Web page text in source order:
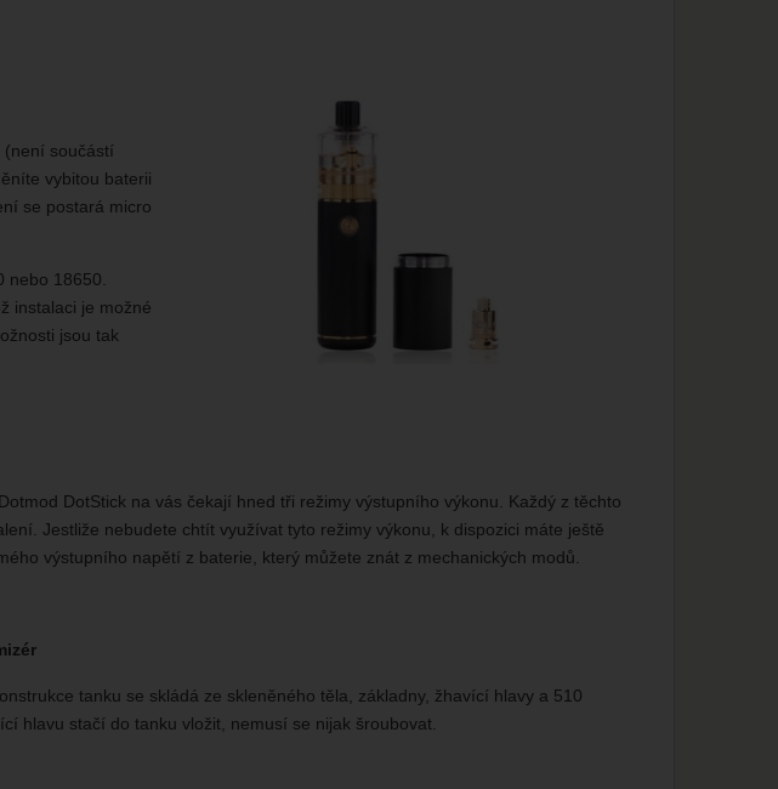
(není součástí
vybitou baterii
se postará micro
nebo 18650.
instalaci je možné
jsou tak
DotStick na vás čekají hned tři režimy výstupního výkonu. Každý z těchto
Jestliže nebudete chtít využívat tyto režimy výkonu, k dispozici máte ještě
výstupního napětí z baterie, který můžete znát z mechanických modů.
tanku se skládá ze skleněného těla, základny, žhavící hlavy a 510
hlavu stačí do tanku vložit, nemusí se nijak šroubovat.